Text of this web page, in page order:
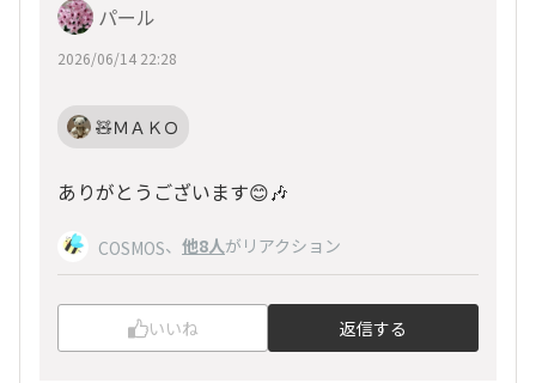
パール
2026/06/14 22:28
🧸ＭＡＫＯ
ありがとうございます😊🎶
COSMOS、 他8人がリアクション
いいね 返信する